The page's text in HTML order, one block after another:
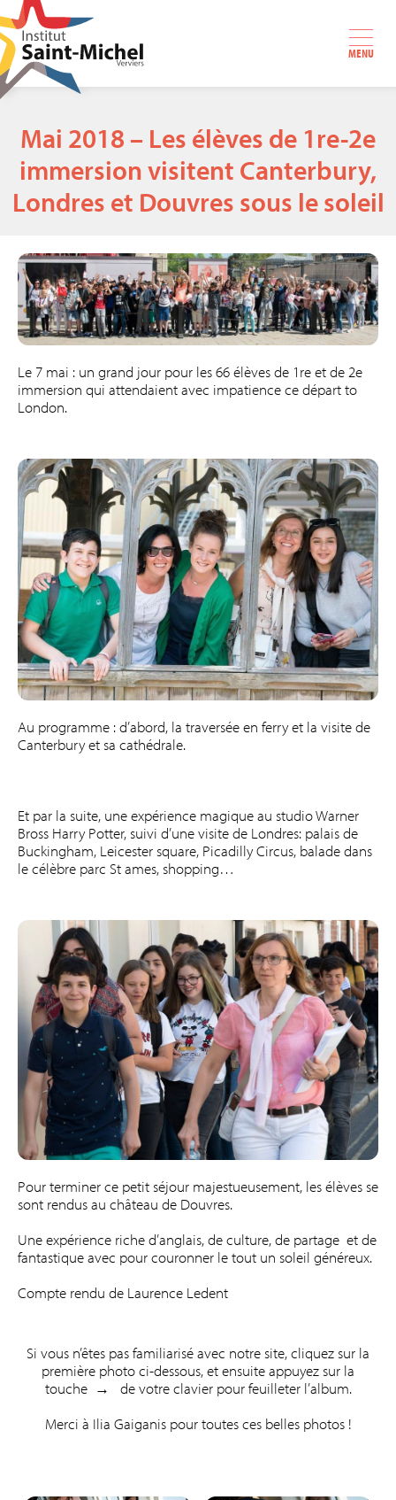
MENU
Mai 2018 – Les élèves de 1re-2e
immersion visitent Canterbury,
Londres et Douvres sous le soleil
Le 7 mai : un grand jour pour les 66 élèves de 1re et de 2e
immersion qui attendaient avec impatience ce départ to
London.
Au programme : d’abord, la traversée en ferry et la visite de
Canterbury et sa cathédrale.
Et par la suite, une expérience magique au studio Warner
Bross Harry Potter, suivi d’une visite de Londres: palais de
Buckingham, Leicester square, Picadilly Circus, balade dans
le célèbre parc St ames, shopping…
Pour terminer ce petit séjour majestueusement, les élèves se
sont rendus au château de Douvres.
Une expérience riche d’anglais, de culture, de partage et de
fantastique avec pour couronner le tout un soleil généreux.
Compte rendu de Laurence Ledent
Si vous n’êtes pas familiarisé avec notre site, cliquez sur la
première photo ci-dessous, et ensuite appuyez sur la
touche → de votre clavier pour feuilleter l’album.
Merci à Ilia Gaiganis pour toutes ces belles photos !